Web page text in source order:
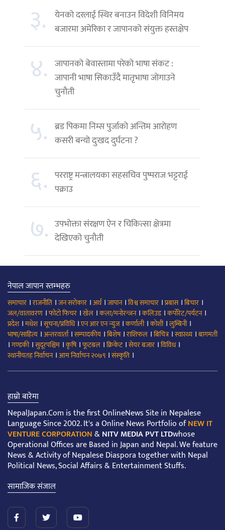
३.
येनको दरलाई स्थिर बनाउन विदेशी विनिमय
बजारमा अमेरिका र जापानको संयुक्त हस्तक्षेप
४. जापानको बेवास्तामा परेको भाषा संकट :
जापानी भाषा सिकाउँदै मातृभाषा जोगाउने
चुनौती
५. ब्रड पिकमा निम्स पुर्जाको अन्तिम आरोहण
कसरी बन्यो दुःखद दुर्घटना ?
६. परराष्ट्र मन्त्रालयका सहसचिव पुष्पराज भट्टराई
पक्राउ
७. उपभोक्ता संरक्षण ऐन र चिकित्सा क्षेत्रमा
देखिएको चुनौती
नेपाल जापान स्तम्भहरु
समाचार ।राजनीति ।जन सरोकार ।अर्थ।जापान।विश्व समाचार ।प्रबास।बिचार ।
जल/वातावरण ।फोटो फिचर ।खेल ।कला/मनोरन्जन।कलिउड।कर्पोरेट/पर्यटन।
प्रदेश।मधेश।सूचना/प्रविधि।एन आर एन न्युज।कर्णाली।कोशी।लुम्बिनी।
भाषा/साहित्य ।अन्तरवार्ता।सम्पादकीय ।बिशेष।राशिफल ।बिचित्र।स्वास्थ्य ।बागमती
।गण्डकी।सुदूरपश्चिम ।कृषि।फूटबल ।क्रिकेट।सेयर बजार ।विविध।
स्थानीयतह निर्वाचन।आम निर्वाचन २०७९ ।संस्कृति ।
हाम्रो बारेमा
NepalJapan.Com is the first OnlineNews Site in Nepalese
Language Since 2002. It's a Online News Portfolio ofNEW IT
VENTURE CORPORATION&NITV MEDIA PVT LTDwhose
Operational Offices are Based in Japan and Nepal. We feature
News & Activity of Nepalese Diaspora together with Nepal
Political News, Social Affairs & Entertainment Stuffs.
सामाजिक संजाल